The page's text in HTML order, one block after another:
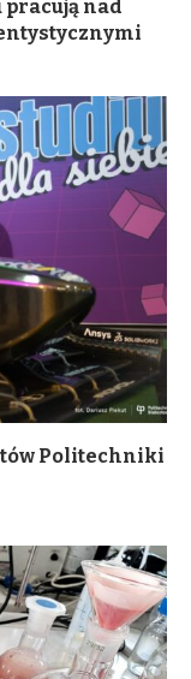
pracują nad
Politechniki